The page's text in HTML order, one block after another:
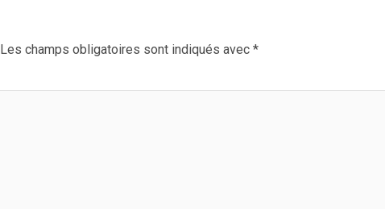
Les champs obligatoires sont indiqués avec *